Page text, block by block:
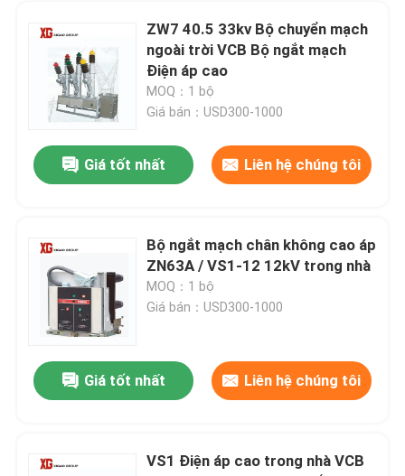
Thiết bị đóng cắt phân phối điện
Công tắc ngắt kết nối điện áp cao
Máy cắt chân không
Máy biến dòng CT
Đơn vị đo sáng CT PT
Kẽm Oxit Surge Arrester
ZW7 40.5 33kv Bộ chuyển mạch
ngoài trời VCB Bộ ngắt mạch
Điện áp cao
MOQ：1 bộ
Giá bán：USD300-1000
Giá tốt nhất Liên hệ chúng tôi
Bộ ngắt mạch chân không cao áp
ZN63A / VS1-12 12kV trong nhà
MOQ：1 bộ
Giá bán：USD300-1000
Giá tốt nhất Liên hệ chúng tôi
VS1 Điện áp cao trong nhà VCB